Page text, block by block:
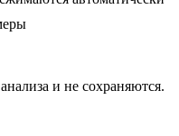
и не сохраняются.